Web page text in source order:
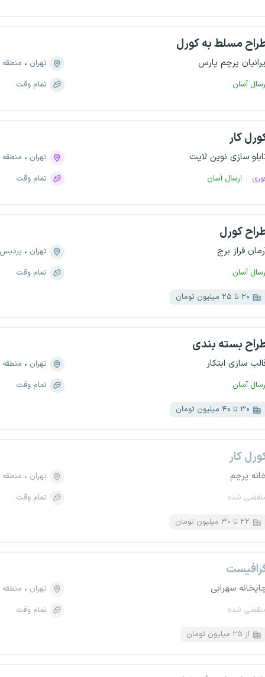
مسلط به کورل
پرچم پارس
آسان
تهران
منطقه ۶، آرژانتین
تمام وقت
کار
سازی نوین لایت
ارسال آسان
تهران
منطقه ۸، سبلان
تمام وقت
کورل
فراز برج
آسان
تهران
پردیس
تمام وقت
۲۰ تا ۲۵ میلیون تومان
بسته بندی
سازی ابتکار
آسان
تهران
منطقه ۷، سهروردی - باغ صبا
تمام وقت
۳۰ تا ۴۰ میلیون تومان
کار
پرچم
شده
تهران
منطقه ۵، کوی مهران
تمام وقت
۲۲ تا ۳۰ میلیون تومان
سهرابی
شده
تهران
منطقه ۱۲، بهارستان
تمام وقت
از ۲۵ میلیون تومان